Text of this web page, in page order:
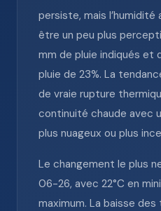
persiste, mais
être un peu plus
mm de pluie indiqués et
pluie de 23%. La
de vraie rupture
continuité chaude avec
plus nuageux ou plus
Le changement le plus
06-26, avec 22°C en
maximum. La baisse